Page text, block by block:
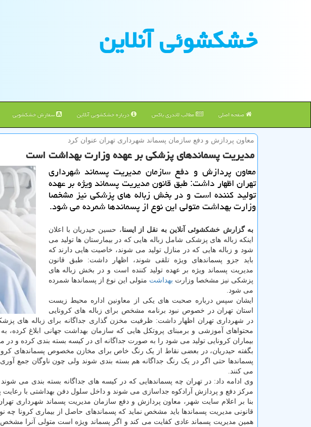
خشكشوئی آنلاین
صفحه اصلی مطالب لاندری باکس درباره خشکشویی آنلاین سفارش خشکشویی
معاون پردازش و دفع سازمان پسماند شهرداری تهران عنوان كرد
مدیریت پسماندهای پزشكی بر عهده وزارت بهداشت است
معاون پردازش و دفع سازمان مدیریت پسماند شهرداری
تهران اظهار داشت: طبق قانون مدیریت پسماند ویژه بر عهده
تولید كننده است و در بخش زباله های پزشكی نیز مشخصا
وزارت بهداشت متولی این نوع از پسماندها شمرده می شود.
به گزارش خشکشوئی آنلاین به نقل از ایسنا، حسین حیدریان با اعلان
اینکه زباله های پزشکی شامل زباله هایی که در بیمارستان ها تولید می
شود و زباله هایی که در منازل تولید می شوند، خاصیت هایی دارند که
باید جزو پسماندهای ویژه تلقی شوند، اظهار داشت: طبق قانون
مدیریت پسماند ویژه بر عهده تولید کننده است و در بخش زباله های
پزشکی نیز مشخصا وزارت بهداشت متولی این نوع از پسماندها شمرده
می شود.
ایشان سپس درباره صحبت های یکی از معاونین اداره محیط زیست
استان تهران در خصوص نبود برنامه مشخص برای زباله های کرونایی
در شهرداری تهران اظهار داشت: ظرفیت مخزن گذاری جداگانه برای زباله های
محتواهای آموزشی و برمبنای پروتکل هایی که سازمان بهداشت جهانی ابلاغ کرده،
بیماران کرونایی تولید می شود را به صورت جداگانه ای در کیسه بسته بندی کرده و در
بگفته حیدریان، در بعضی نقاط از یک رنگ خاص برای مخازن مخصوص پسماندهای
پسماندها حتی اگر در یک رنگ جداگانه هم بسته بندی شوند ولی چون ناوگان جمع آوری
می کنند.
وی ادامه داد: در تهران چه پسماندهایی که در کیسه های جداگانه بسته بندی می
مرکز دفع و پردازش آرادکوه جداسازی می شوند و داخل سلول دفن بهداشتی با
بنا بر اعلام سایت شهر، معاون پردازش و دفع سازمان مدیریت پسماند شهرداری
قانونی مدیریت پسماندها باید مشخص نماید که پسماندهای حاصل از بیماری کرونا
همین مدیریت پسماند عادی کفایت می کند و اگر پسماند ویژه است متولی آنرا مشخص